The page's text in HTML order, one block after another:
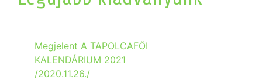
Megjelent A TAPOLCAFŐI
KALENDÁRIUM 2021
/2020.11.26./